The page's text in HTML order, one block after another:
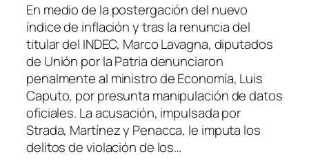
En medio de la postergación del nuevo
índice de inflación y tras la renuncia del
titular del INDEC, Marco Lavagna, diputados
de Unión por la Patria denunciaron
penalmente al ministro de Economía, Luis
Caputo, por presunta manipulación de datos
oficiales. La acusación, impulsada por
Strada, Martínez y Penacca, le imputa los
delitos de violación de los…